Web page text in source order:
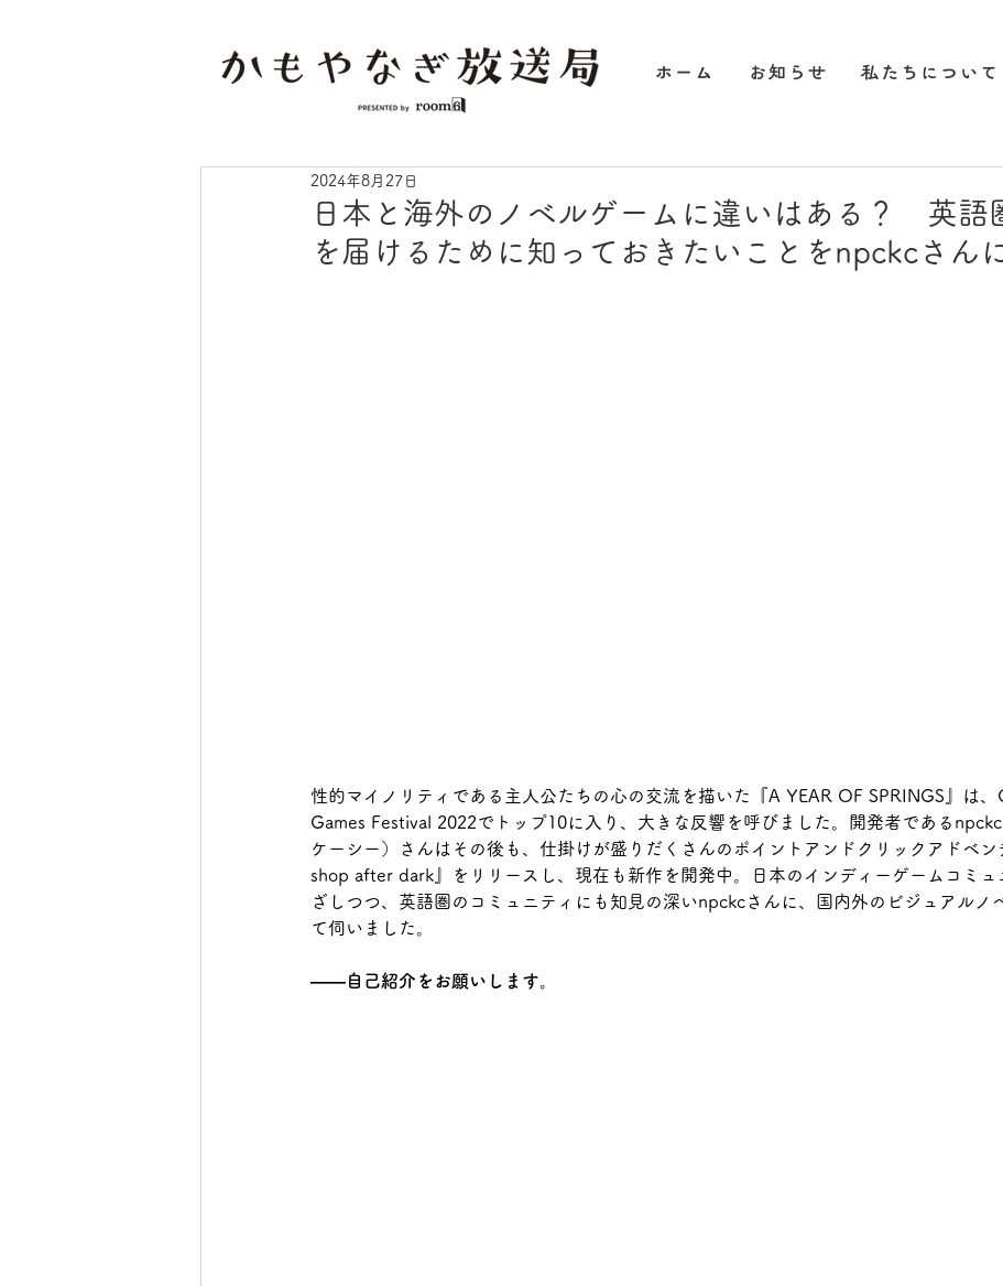
ホーム お知らせ 私たちについて
日本と海外のノベルゲームに違いはある？ 英語
を届けるために知っておきたいことをnpckcさん
2024年8月27日
性的マイノリティである主人公たちの心の交流を描いた『A YEAR OF SPRINGS』は
Games Festival 2022でトップ10に入り、大きな反響を呼びました。開発者である
ケーシー）さんはその後も、仕掛けが盛りだくさんのポイントアンドクリックアドベ
shop after dark』をリリースし、現在も新作を開発中。日本のインディーゲームコミュ
ざしつつ、英語圏のコミュニティにも知見の深いnpckcさんに、国内外のビジュアルノ
て伺いました。
――自己紹介をお願いします。